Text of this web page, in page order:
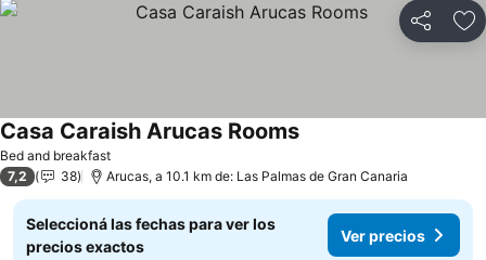
Compartir
Bed and breakfast
Casa Caraish Arucas Rooms
7,2 38 Arucas, a 10.1 km de: Las Palmas de Gran Canaria
Seleccioná las fechas para ver los
precios exactos
Ver precios